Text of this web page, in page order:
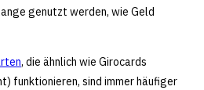
genutzt werden, wie Geld
, die ähnlich wie Girocards
funktionieren, sind immer häufiger